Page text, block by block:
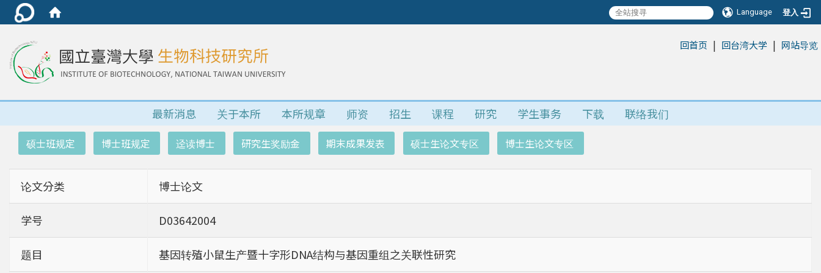
Language 登入
回首页 | 回台湾大学 | 网站导览
最新消息 关于本所 本所规章 师资 招生 课程 研究 学生事务 下载 联络我们
硕士班规定 博士班规定 迳读博士 研究生奖励金 期末成果发表 硕士生论文专区 博士生论文专区
论文分类 博士论文
学号 D03642004
题目 基因转殖小鼠生产暨十字形DNA结构与基因重组之关联性研究